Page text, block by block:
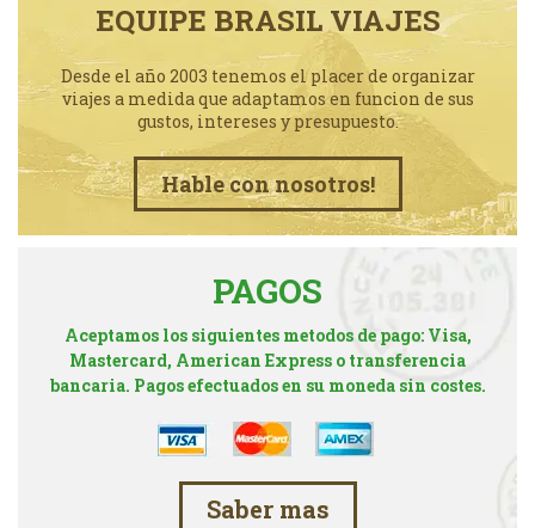
EQUIPE BRASIL VIAJES
Desde el año 2003 tenemos el placer de organizar
viajes a medida que adaptamos en funcion de sus
gustos, intereses y presupuesto.
Hable con nosotros!
PAGOS
Aceptamos los siguientes metodos de pago: Visa,
Mastercard, American Express o transferencia
bancaria. Pagos efectuados en su moneda sin costes.
Saber mas